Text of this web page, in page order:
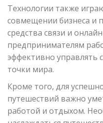
Технологии также
совмещении бизнеса и
средства связи и
предпринимателям
эффективно управлять
точки мира.
Кроме того, для
путешествий важно
работой и отдыхом.